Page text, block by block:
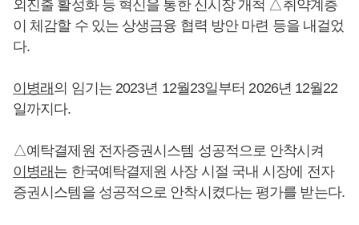
외진출 활성화 등 혁신을 통한 신시장 개척 △취약계층
이 체감할 수 있는 상생금융 협력 방안 마련 등을 내걸었
다.
이병래 의 임기는 2023년 12월23일부터 2026년 12월22
일까지다.
△예탁결제원 전자증권시스템 성공적으로 안착시켜
이병래 는 한국예탁결제원 사장 시절 국내 시장에 전자
증권시스템을 성공적으로 안착시켰다는 평가를 받는다.